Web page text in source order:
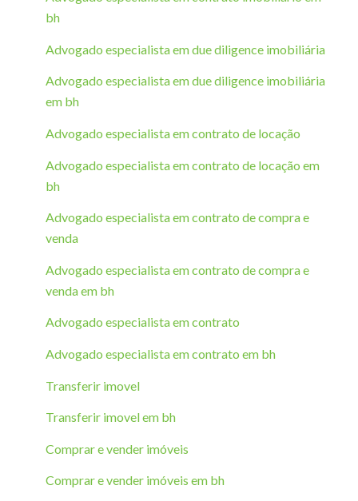
bh
Advogado especialista em due diligence imobiliária
Advogado especialista em due diligence imobiliária
em bh
Advogado especialista em contrato de locação
Advogado especialista em contrato de locação em
bh
Advogado especialista em contrato de compra e
venda
Advogado especialista em contrato de compra e
venda em bh
Advogado especialista em contrato
Advogado especialista em contrato em bh
Transferir imovel
Transferir imovel em bh
Comprar e vender imóveis
Comprar e vender imóveis em bh